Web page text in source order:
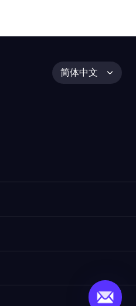
简体中文